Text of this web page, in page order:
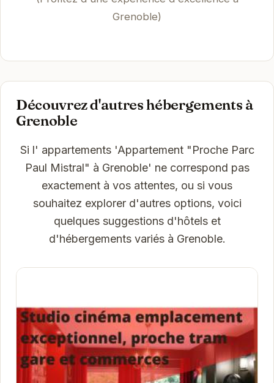
Grenoble)
Découvrez d'autres hébergements à
Grenoble
Si l' appartements 'Appartement "Proche Parc
Paul Mistral" à Grenoble' ne correspond pas
exactement à vos attentes, ou si vous
souhaitez explorer d'autres options, voici
quelques suggestions d'hôtels et
d'hébergements variés à Grenoble.